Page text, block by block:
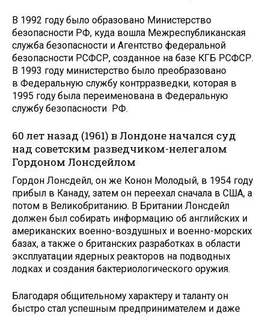
В 1992 году было образовано Министерство
безопасности РФ, куда вошла Межреспубликанская
служба безопасности и Агентство федеральной
безопасности РСФСР, созданное на базе КГБ РСФСР.
В 1993 году министерство было преобразовано
в Федеральную службу контрразведки, которая в
1995 году была переименована в Федеральную
службу безопасности РФ.
60 лет назад (1961) в Лондоне начался суд
над советским разведчиком-нелегалом
Гордоном Лонсдейлом
Гордон Лонсдейл, он же Конон Молодый, в 1954 году
прибыл в Канаду, затем он переехал сначала в США, а
потом в Великобританию. В Британии Лонсдейл
должен был собирать информацию об английских и
американских военно-воздушных и военно-морских
базах, а также о британских разработках в области
эксплуатации ядерных реакторов на подводных
лодках и создания бактериологического оружия.
Благодаря общительному характеру и таланту он
быстро стал успешным предпринимателем и даже